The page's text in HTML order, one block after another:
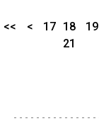
<< < 17 18 19
21